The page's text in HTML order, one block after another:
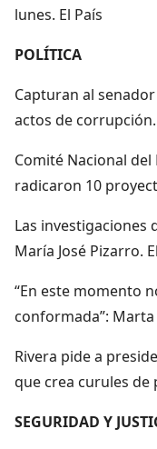
lunes. El País
POLÍTICA
Capturan al
actos de
Comité Nacional
radicaron 10
Las investigaciones
María José Pizarro.
“En este momento
conformada”:
Rivera pide a
que crea curules de
SEGURIDAD Y